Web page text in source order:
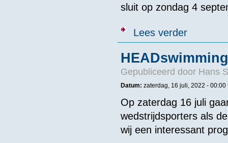
sluit op zondag 4
Lees verderover Nog
Gepubliceerd door Hans
Datum: zaterdag, 16 juli, 2022 - 00:00
Op zaterdag 16 juli
wedstrijdsporters als
wij een interessant